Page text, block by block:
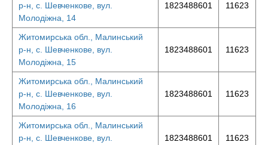
р-н, с. Шевченкове, вул.
Молодіжна, 14
1823488601 11623
Житомирська обл., Малинський
р-н, с. Шевченкове, вул.
Молодіжна, 15
1823488601 11623
Житомирська обл., Малинський
р-н, с. Шевченкове, вул.
Молодіжна, 16
1823488601 11623
Житомирська обл., Малинський
р-н, с. Шевченкове, вул.
1823488601 11623